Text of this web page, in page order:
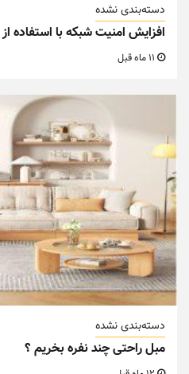
دسته‌بندی نشده
افزایش امنیت شبکه با استفاده
دسته‌بندی نشده
مبل راحتی چند نفره بخریم ؟